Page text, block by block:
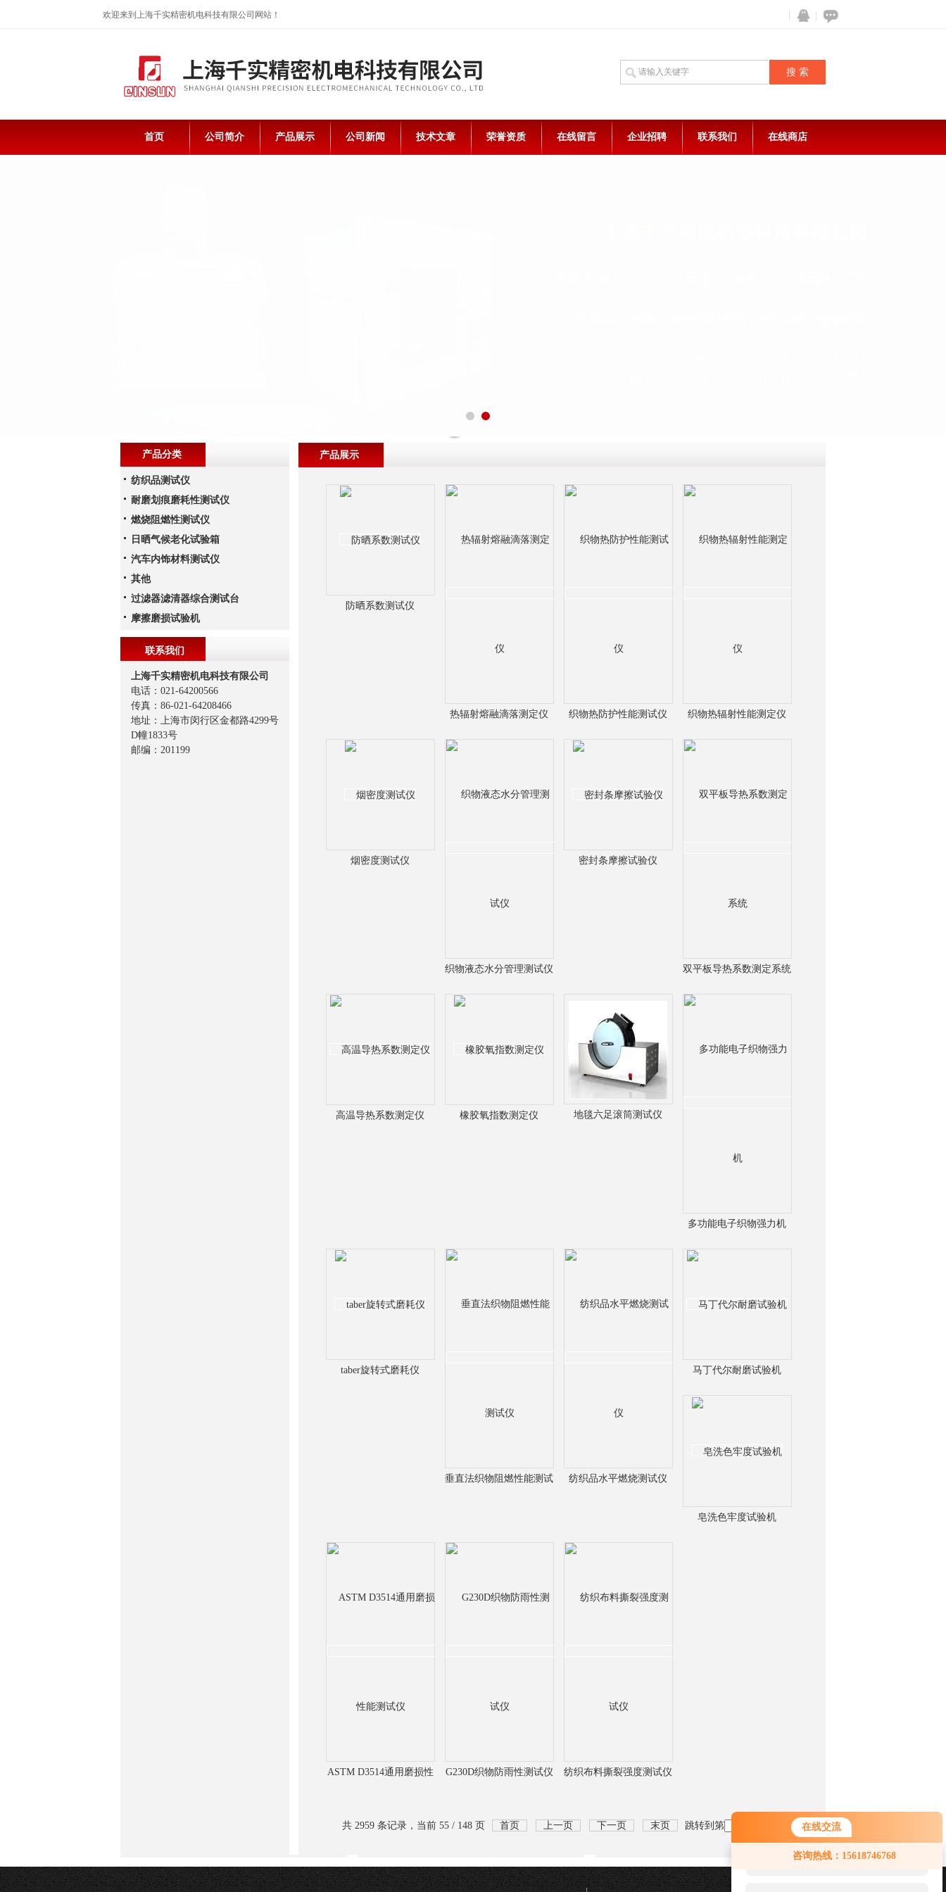
在线交流
咨询热线：15618746768
您好！欢迎前来咨询，很高兴为您
服务，请问您要咨询什么问题呢？
欢迎来到上海千实精密机电科技有限公司网站！
首页 公司简介 产品展示 公司新闻 技术文章 荣誉资质 在线留言 企业招聘 联系我们 在线商店
产品展示
防晒系数测试仪
热辐射熔融滴落测定仪 织物热防护性能测试仪 织物热辐射性能测定仪
烟密度测试仪
织物液态水分管理测试仪
密封条摩擦试验仪
双平板导热系数测定系统
高温导热系数测定仪 橡胶氧指数测定仪 地毯六足滚筒测试仪
多功能电子织物强力机
taber旋转式磨耗仪
垂直法织物阻燃性能测试
纺织品水平燃烧测试仪
马丁代尔耐磨试验机
皂洗色牢度试验机
ASTM D3514通用磨损性
G230D织物防雨性测试仪 纺织布料撕裂强度测试仪
共 2959 条记录，当前 55 / 148 页 首页 上一页 下一页 末页 跳转到第
产品分类
纺织品测试仪
耐磨划痕磨耗性测试仪
燃烧阻燃性测试仪
日晒气候老化试验箱
汽车内饰材料测试仪
其他
过滤器滤清器综合测试台
摩擦磨损试验机
联系我们
上海千实精密机电科技有限公司
电话：021-64200566
传真：86-021-64208466
地址：上海市闵行区金都路4299号
D幢1833号
邮编：201199